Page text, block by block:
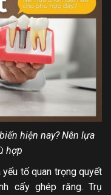
hiện nay? Nên lựa
hợp
tố quan trọng quyết
cấy ghép răng. Trụ